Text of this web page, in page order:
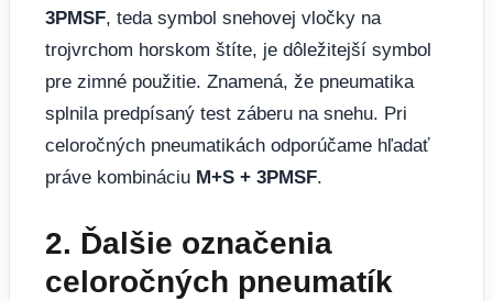
3PMSF, teda symbol snehovej vločky na
trojvrchom horskom štíte, je dôležitejší symbol
pre zimné použitie. Znamená, že pneumatika
splnila predpísaný test záberu na snehu. Pri
celoročných pneumatikách odporúčame hľadať
práve kombináciu M+S + 3PMSF.
2. Ďalšie označenia
celoročných pneumatík